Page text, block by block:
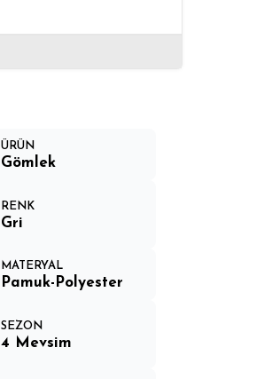
ÜRÜN
Gömlek
RENK
Gri
MATERYAL
Pamuk-Polyester
SEZON
4 Mevsim